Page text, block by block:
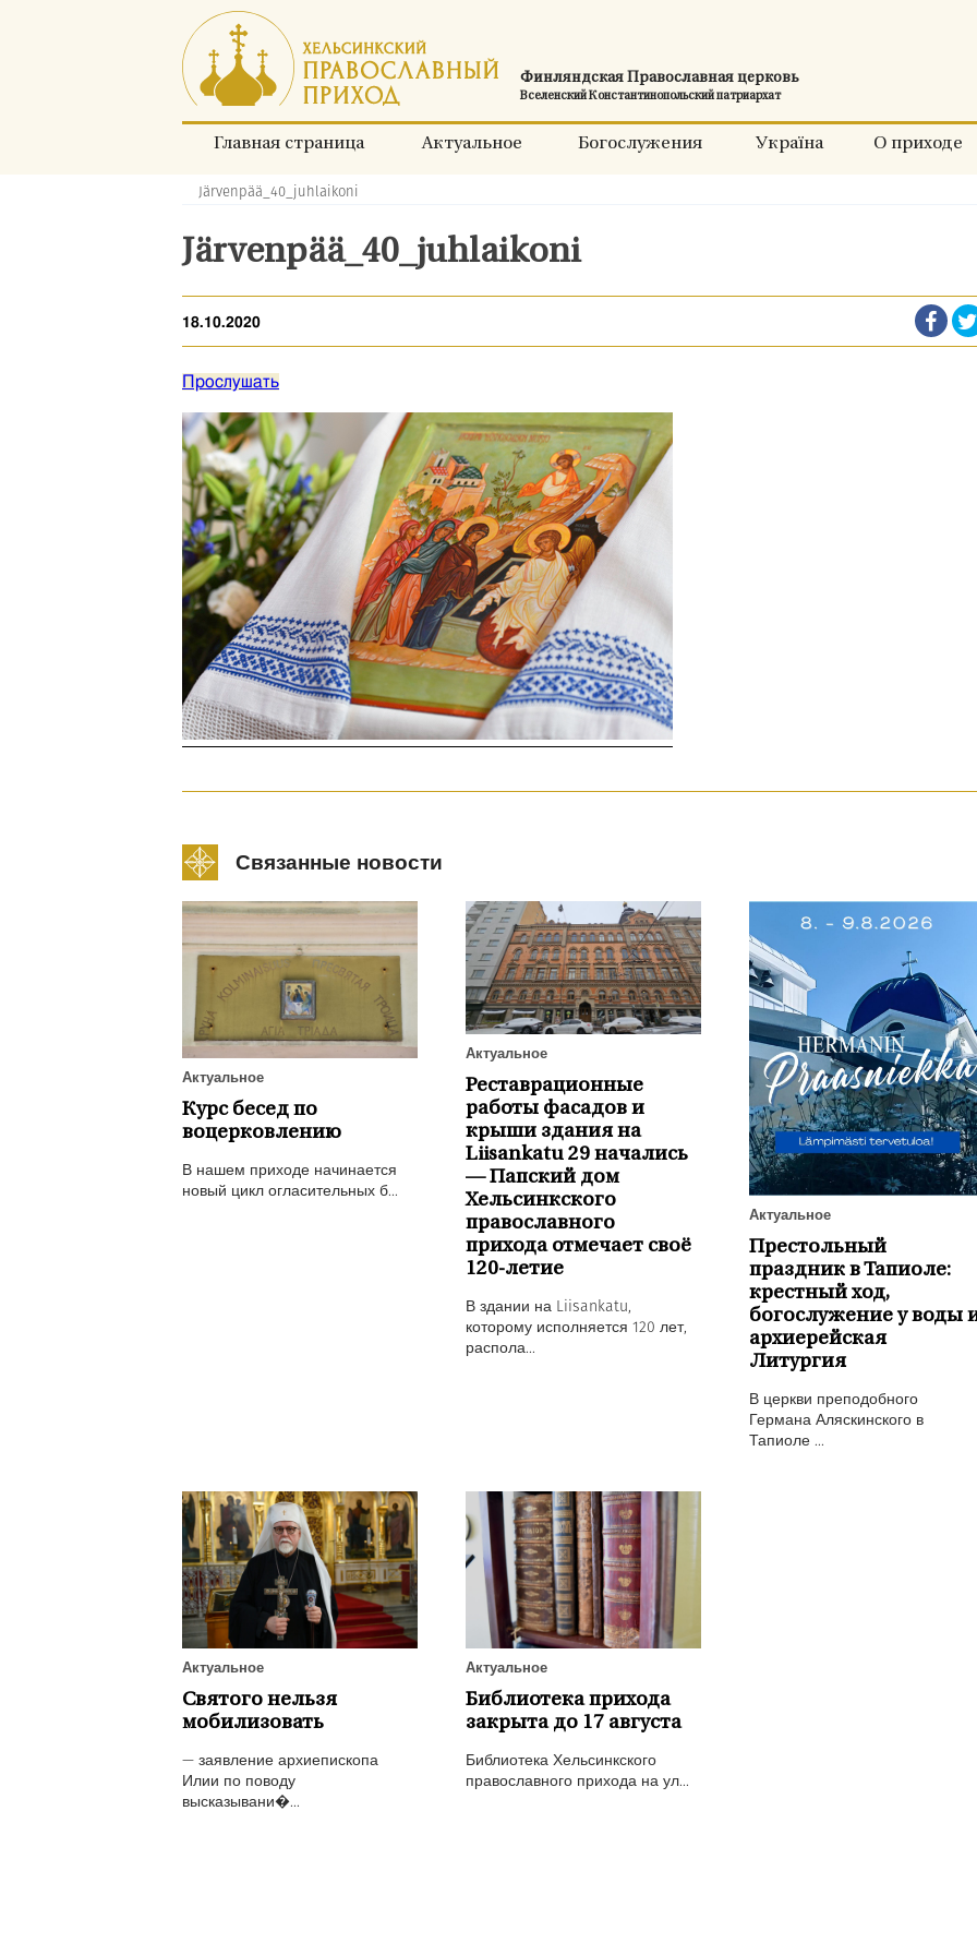
Перейти
к
содержимому
Финляндская Православная церковь
Вселенский Константинопольский патриархат
Главная страница Актуальное Богослужения Україна О приходе
Хлебные
Järvenpää_40_juhlaikoni
Järvenpää_40_juhlaikoni
18.10.2020
Прослушать
Связанные новости
Актуальное
Курс бесед по
воцерковлению
В нашем приходе начинается
новый цикл огласительных б...
Актуальное
Реставрационные
работы фасадов и
крыши здания на
Liisankatu 29 начались
— Папский дом
Хельсинкского
православного
прихода отмечает своё
120-летие
В здании на Liisankatu,
которому исполняется 120 лет,
распола...
Актуальное
Престольный
праздник в Тапиоле:
крестный ход,
богослужение у воды
архиерейская
Литургия
В церкви преподобного
Германа Аляскинского в
Тапиоле ...
Актуальное
Святого нельзя
мобилизовать
— заявление архиепископа
Илии по поводу
высказывани�...
Актуальное
Библиотека прихода
закрыта до 17 августа
Библиотека Хельсинкского
православного прихода на ул...